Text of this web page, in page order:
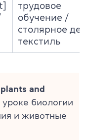
трудовое
обучение /
столярное
текстиль
and
биологии
и животные